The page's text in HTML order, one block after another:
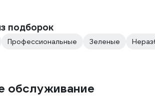
подборок
Профессиональные Зеленые
обслуживание